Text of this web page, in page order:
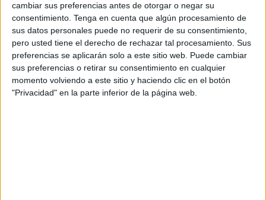
cambiar sus preferencias antes de otorgar o negar su
consentimiento. Tenga en cuenta que algún procesamiento de
sus datos personales puede no requerir de su consentimiento,
pero usted tiene el derecho de rechazar tal procesamiento. Sus
preferencias se aplicarán solo a este sitio web. Puede cambiar
sus preferencias o retirar su consentimiento en cualquier
momento volviendo a este sitio y haciendo clic en el botón
"Privacidad" en la parte inferior de la página web.
El tiempo meteorológico es uno de los contenidos más
cercanos y significativos para los niños y niñas de
Infantil. Cada día miran al cielo, observan si hace sol,
si llueve […]
SEGUIR LEYENDO